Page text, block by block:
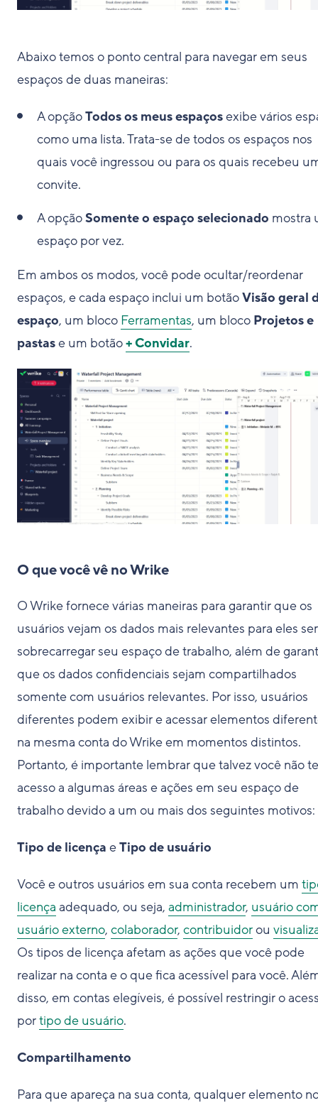
Abaixo temos o ponto central para navegar em seus
espaços de duas maneiras:
A opçãoTodos os meus espaçosexibe vários
como uma lista. Trata-se de todos os espaços nos
quais você ingressou ou para os quais recebeu
convite.
A opçãoSomente o espaço selecionado mostra
espaço por vez.
Em ambos os modos, você pode ocultar/reordenar
espaços, e cada espaço inclui um botãoVisão geral
espaço, um bloco Ferramentas, um bloco Projetos e
pastase um botão+ Convidar.
O que você vê no Wrike
O Wrike fornece várias maneiras para garantir que os
usuários vejam os dados mais relevantes para eles
sobrecarregar seu espaço de trabalho, além de
que os dados confidenciais sejam compartilhados
somente com usuários relevantes. Por isso, usuários
diferentes podem exibir e acessar elementos
na mesma conta do Wrike em momentos distintos.
Portanto, é importante lembrar que talvez você não
acesso a algumas áreas e ações em seu espaço de
trabalho devido a um ou mais dos seguintes motivos:
Tipo de licença eTipo de usuário
Você e outros usuários em sua conta recebem um
licença adequado, ou seja, administrador, usuário
usuário externo, colaborador, contribuidorou
Os tipos de licença afetam as ações que você pode
realizar na conta e o que fica acessível para você.
disso, em contas elegíveis, é possível restringir o
portipo de usuário.
Compartilhamento
Para que apareça na sua conta, qualquer elemento